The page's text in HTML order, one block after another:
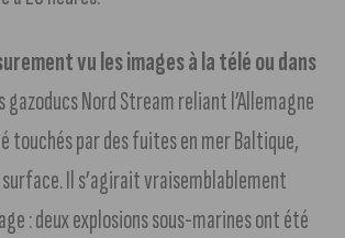
vu les images à la télé ou dans
gazoducs Nord Stream reliant l’Allemagne
touchés par des fuites en mer Baltique,
Il s’agirait vraisemblablement
: deux explosions sous-marines ont été